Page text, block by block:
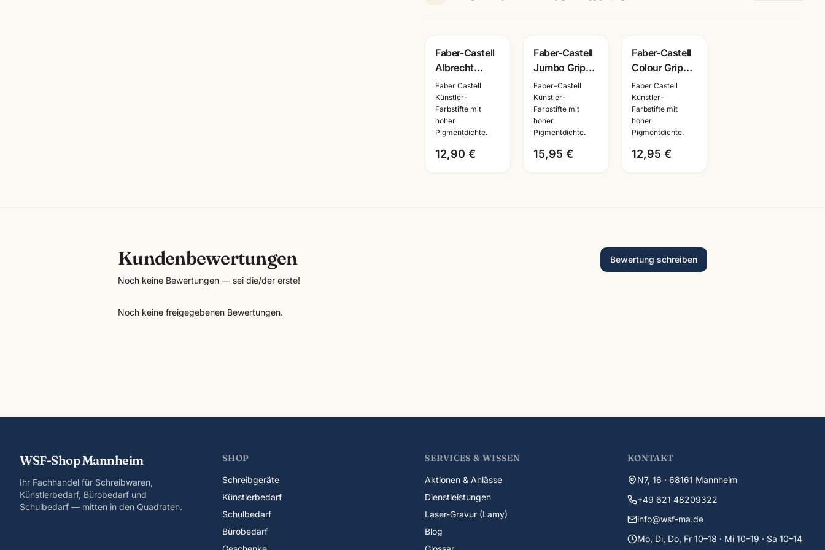
Faber-Castell
Albrecht
Duerer
Aquarellstifte ·
12/24/36/60/120er
Set ·
Man
Faber Castell
Künstler-
Farbstifte mit
hoher
Pigmentdichte.
12,90 €
Faber-Castell
Jumbo Grip
Farbstifte 10er
Set · 280922 ·
für Schule
Mannheim
Faber-Castell
Künstler-
Farbstifte mit
hoher
Pigmentdichte.
15,95 €
Faber-Castell
Colour Grip
Buntstifte 12er
Set ·
hochpigmentiert
· Schule
Faber Castell
Künstler-
Farbstifte mit
hoher
Pigmentdichte.
12,95 €
Kundenbewertungen
Noch keine Bewertungen — sei die/der erste!
Bewertung schreiben
Noch keine freigegebenen Bewertungen.
WSF-Shop Mannheim
Ihr Fachhandel für Schreibwaren,
Künstlerbedarf, Bürobedarf und
Schulbedarf — mitten in den Quadraten.
SHOP
Schreibgeräte
Künstlerbedarf
Schulbedarf
Bürobedarf
SERVICES & WISSEN
Aktionen & Anlässe
Dienstleistungen
Laser-Gravur (Lamy)
Blog
KONTAKT
N7, 16 · 68161 Mannheim
+49 621 48209322
info@wsf-ma.de
Mo, Di, Do, Fr 10–18 · Mi 10–19 · Sa 10–14